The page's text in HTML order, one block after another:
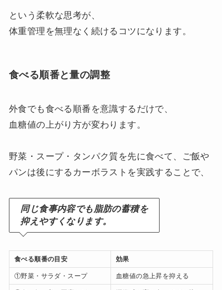
という柔軟な思考が、
体重管理を無理なく続けるコツになります。
食べる順番と量の調整
外食でも食べる順番を意識するだけで、
血糖値の上がり方が変わります。
野菜・スープ・タンパク質を先に食べて、ご飯や
パンは後にするカーボラストを実践することで、
同じ食事内容でも脂肪の蓄積を
抑えやすくなります。
食べる順番の目安 効果
①野菜・サラダ・スープ 血糖値の急上昇を抑える